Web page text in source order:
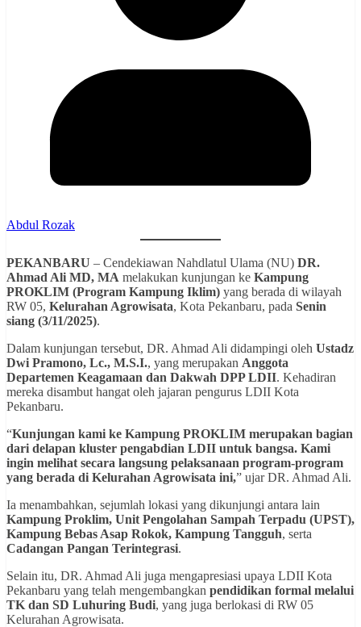
Abdul Rozak
PEKANBARU – Cendekiawan Nahdlatul Ulama (NU) DR.
Ahmad Ali MD, MA melakukan kunjungan ke Kampung
PROKLIM (Program Kampung Iklim) yang berada di wilayah
RW 05, Kelurahan Agrowisata, Kota Pekanbaru, pada Senin
siang (3/11/2025).
Dalam kunjungan tersebut, DR. Ahmad Ali didampingi oleh Ustadz
Dwi Pramono, Lc., M.S.I., yang merupakan Anggota
Departemen Keagamaan dan Dakwah DPP LDII. Kehadiran
mereka disambut hangat oleh jajaran pengurus LDII Kota
Pekanbaru.
“Kunjungan kami ke Kampung PROKLIM merupakan bagian
dari delapan kluster pengabdian LDII untuk bangsa. Kami
ingin melihat secara langsung pelaksanaan program-program
yang berada di Kelurahan Agrowisata ini,” ujar DR. Ahmad Ali.
Ia menambahkan, sejumlah lokasi yang dikunjungi antara lain
Kampung Proklim, Unit Pengolahan Sampah Terpadu (UPST),
Kampung Bebas Asap Rokok, Kampung Tangguh, serta
Cadangan Pangan Terintegrasi.
Selain itu, DR. Ahmad Ali juga mengapresiasi upaya LDII Kota
Pekanbaru yang telah mengembangkan pendidikan formal melalui
TK dan SD Luhuring Budi, yang juga berlokasi di RW 05
Kelurahan Agrowisata.